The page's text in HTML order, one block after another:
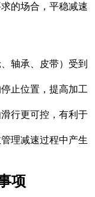
的场合，平稳减速
轴承、皮带）受到
止位置，提高加工
行更可控，有利于
理减速过程中产生
项